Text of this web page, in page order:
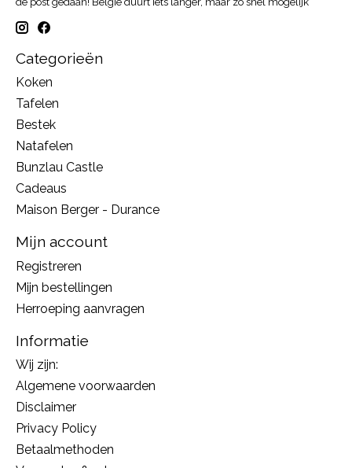
Categorieën
Koken
Tafelen
Bestek
Natafelen
Bunzlau Castle
Cadeaus
Maison Berger - Durance
Mijn account
Registreren
Mijn bestellingen
Herroeping aanvragen
Informatie
Wij zijn:
Algemene voorwaarden
Disclaimer
Privacy Policy
Betaalmethoden